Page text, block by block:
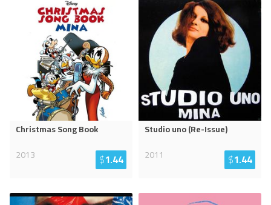
Christmas Song Book
2013
$1.44
Studio uno (Re-Issue)
2011
$1.44